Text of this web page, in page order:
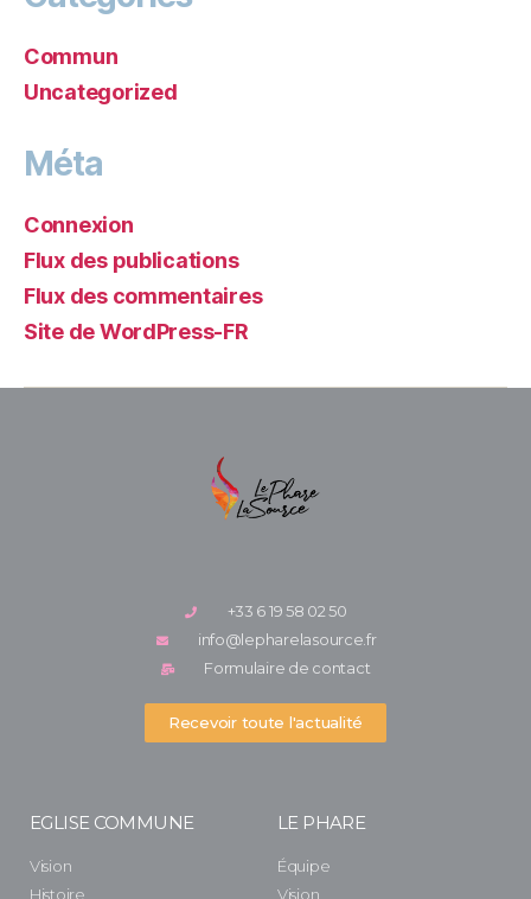
Commun
Uncategorized
Méta
Connexion
Flux des publications
Flux des commentaires
Site de WordPress-FR
+33 6 19 58 02 50
info@lepharelasource.fr
Formulaire de contact
Recevoir toute l'actualité
EGLISE COMMUNE
Vision
Histoire
LE PHARE
Équipe
Vision